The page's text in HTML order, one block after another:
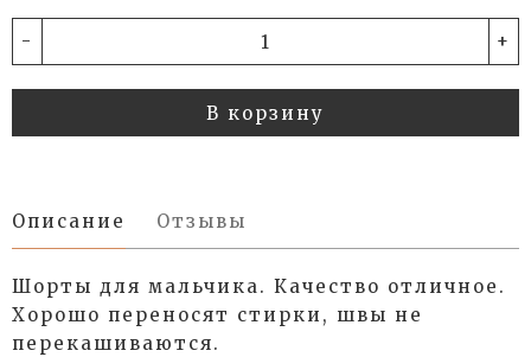
- +
В корзину
Описание Отзывы
Шорты для мальчика. Качество отличное.
Хорошо переносят стирки, швы не
перекашиваются.